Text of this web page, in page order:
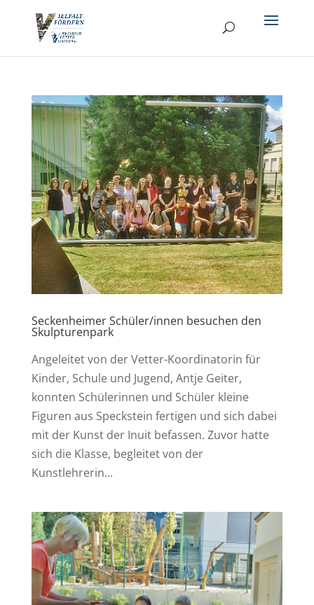
Seckenheimer Schüler/innen besuchen den
Skulpturenpark
Angeleitet von der Vetter-Koordinatorin für
Kinder, Schule und Jugend, Antje Geiter,
konnten Schülerinnen und Schüler kleine
Figuren aus Speckstein fertigen und sich dabei
mit der Kunst der Inuit befassen. Zuvor hatte
sich die Klasse, begleitet von der
Kunstlehrerin...